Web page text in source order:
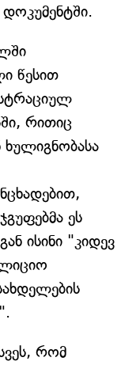
წესით
რითიც
ხულიგნობასა
ეს
ისინი "კიდევ
რომ